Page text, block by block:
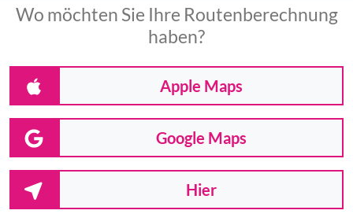
Wo möchten Sie Ihre Routenberechnung
haben?
Apple Maps
Google Maps
Hier